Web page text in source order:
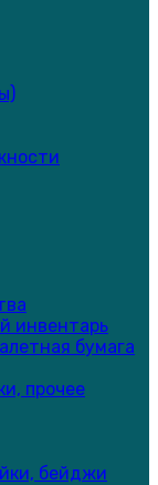
инвентарь
бумага
прочее
бейджи